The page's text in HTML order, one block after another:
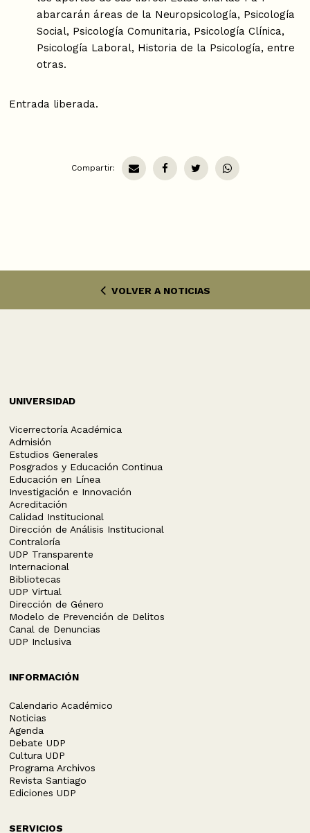
abarcarán áreas de la Neuropsicología, Psicología
Social, Psicología Comunitaria, Psicología Clínica,
Psicología Laboral, Historia de la Psicología, entre
otras.
Entrada liberada.
Compartir:
VOLVER A NOTICIAS
UNIVERSIDAD
Vicerrectoría Académica
Admisión
Estudios Generales
Posgrados y Educación Continua
Educación en Línea
Investigación e Innovación
Acreditación
Calidad Institucional
Dirección de Análisis Institucional
Contraloría
UDP Transparente
Internacional
Bibliotecas
UDP Virtual
Dirección de Género
Modelo de Prevención de Delitos
Canal de Denuncias
UDP Inclusiva
INFORMACIÓN
Calendario Académico
Noticias
Agenda
Debate UDP
Cultura UDP
Programa Archivos
Revista Santiago
Ediciones UDP
SERVICIOS